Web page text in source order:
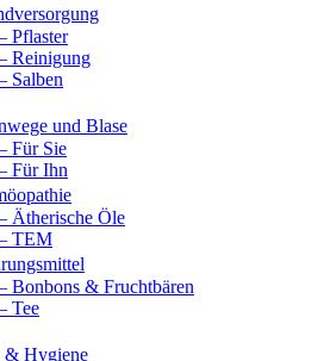
Pflaster
Reinigung
Salben
und Blase
Für Sie
Für Ihn
Ätherische Öle
TEM
Bonbons & Fruchtbären
Tee
& Hygiene